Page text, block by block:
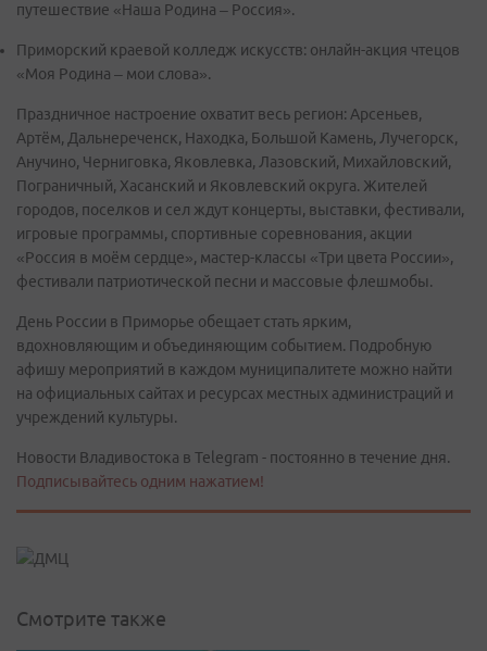
путешествие «Наша Родина – Россия».
Приморский краевой колледж искусств: онлайн-акция чтецов
«Моя Родина – мои слова».
Праздничное настроение охватит весь регион: Арсеньев,
Артём, Дальнереченск, Находка, Большой Камень, Лучегорск,
Анучино, Черниговка, Яковлевка, Лазовский, Михайловский,
Пограничный, Хасанский и Яковлевский округа. Жителей
городов, поселков и сел ждут концерты, выставки, фестивали,
игровые программы, спортивные соревнования, акции
«Россия в моём сердце», мастер-классы «Три цвета России»,
фестивали патриотической песни и массовые флешмобы.
День России в Приморье обещает стать ярким,
вдохновляющим и объединяющим событием. Подробную
афишу мероприятий в каждом муниципалитете можно найти
на официальных сайтах и ресурсах местных администраций и
учреждений культуры.
Новости Владивостока в Telegram - постоянно в течение дня.
Подписывайтесь одним нажатием!
Смотрите также